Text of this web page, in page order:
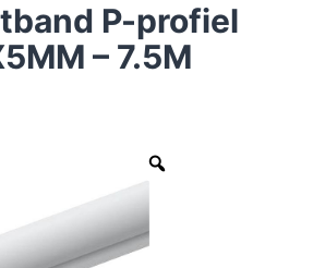
P-profiel
– 7.5M